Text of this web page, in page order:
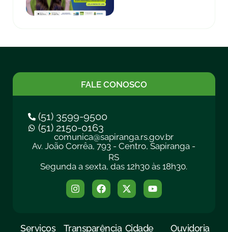
FALE CONOSCO
(51) 3599-9500
(51) 2150-0163
comunica@sapiranga.rs.gov.br
Av. João Corrêa, 793 - Centro, Sapiranga -
RS
Segunda a sexta, das 12h30 às 18h30.
Serviços Transparência Cidade Ouvidoria